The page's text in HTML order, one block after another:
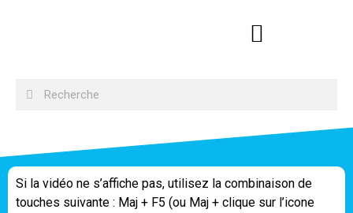
Si la vidéo ne s’affiche pas, utilisez la combinaison de
touches suivante : Maj + F5 (ou Maj + clique sur l’icone